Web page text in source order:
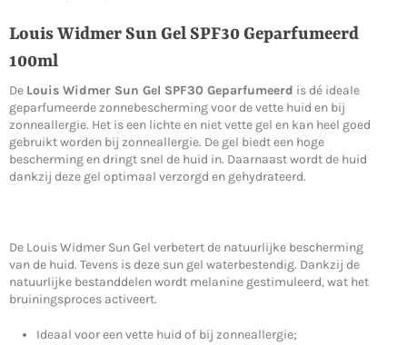
Louis Widmer Sun Gel SPF30 Geparfumeerd
100ml
De Louis Widmer Sun Gel SPF30 Geparfumeerd is dé ideale
geparfumeerde zonnebescherming voor de vette huid en bij
zonneallergie. Het is een lichte en niet vette gel en kan heel goed
gebruikt worden bij zonneallergie. De gel biedt een hoge
bescherming en dringt snel de huid in. Daarnaast wordt de huid
dankzij deze gel optimaal verzorgd en gehydrateerd.
De Louis Widmer Sun Gel verbetert de natuurlijke bescherming
van de huid. Tevens is deze sun gel waterbestendig. Dankzij de
natuurlijke bestanddelen wordt melanine gestimuleerd, wat het
bruiningsproces activeert.
Ideaal voor een vette huid of bij zonneallergie;